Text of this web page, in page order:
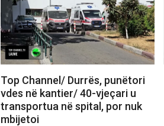
Top Channel/ Durrës, punëtori
vdes në kantier/ 40-vjeçari u
transportua në spital, por nuk
mbijetoi